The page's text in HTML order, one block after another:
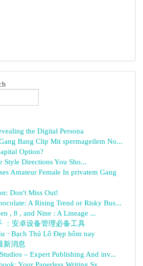
the Digital Persona
Bang Clip Mit spermageilem No...
Option?
Style Directions You Sho...
Amateur Female In privatem Gang
Don't Miss Out!
A Rising Trend or Risky Bus...
, 8 , and Nine : A Lineage ...
：安卓设备管理必备工具
· Bạch Thủ Lô Đẹp hôm nay
新消息
– Expert Publishing And inv...